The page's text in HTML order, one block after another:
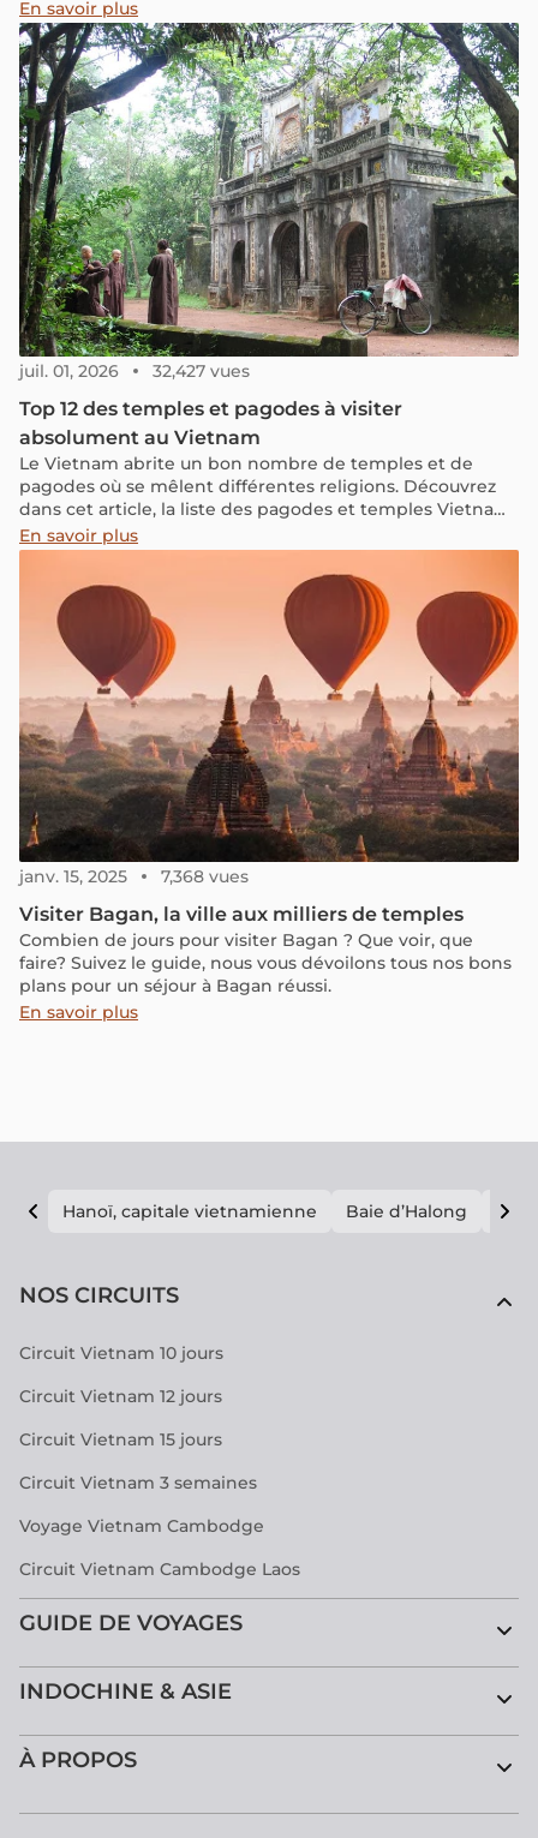
naturels magnifiques. Explorez avec nous pour découvrir
les destinations religieuses les plus uniques et
attrayantes du pays du Temple d'or.
En savoir plus
juil. 01, 2026 32,427 vues
Top 12 des temples et pagodes à visiter
absolument au Vietnam
Le Vietnam abrite un bon nombre de temples et de
pagodes où se mêlent différentes religions. Découvrez
dans cet article, la liste des pagodes et temples Vietnam
les plus grandioses du nord au sud du pays !
En savoir plus
janv. 15, 2025 7,368 vues
Visiter Bagan, la ville aux milliers de temples
Combien de jours pour visiter Bagan ? Que voir, que
faire? Suivez le guide, nous vous dévoilons tous nos bons
plans pour un séjour à Bagan réussi.
En savoir plus
Hanoï, capitale vietnamienne Baie d’Halong E
NOS CIRCUITS
Circuit Vietnam 10 jours
Circuit Vietnam 12 jours
Circuit Vietnam 15 jours
Circuit Vietnam 3 semaines
Voyage Vietnam Cambodge
Circuit Vietnam Cambodge Laos
GUIDE DE VOYAGES
INDOCHINE & ASIE
À PROPOS